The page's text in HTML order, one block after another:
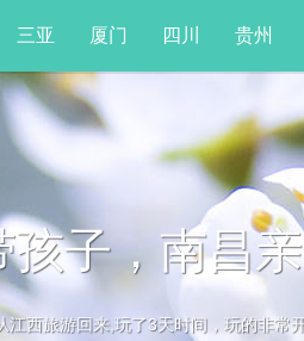
三亚 厦门 四川 贵州
子，南昌
西旅游回来,玩了3天时间，玩的非常